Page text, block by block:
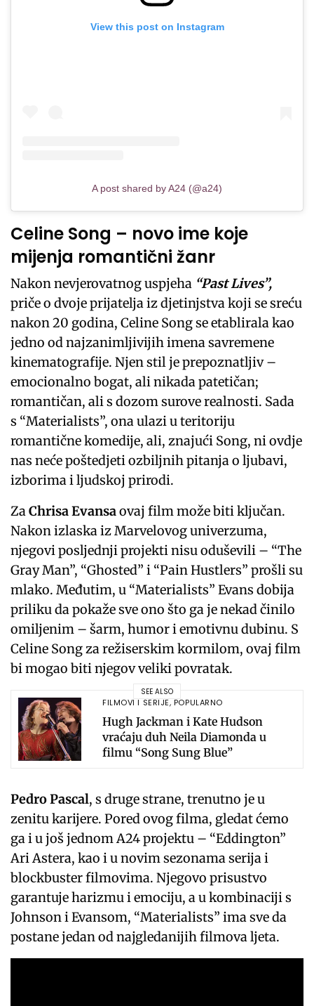
View this post on Instagram
A post shared by A24 (@a24)
Celine Song – novo ime koje
mijenja romantični žanr
Nakon nevjerovatnog uspjeha “Past Lives”,
priče o dvoje prijatelja iz djetinjstva koji se sreću
nakon 20 godina, Celine Song se etablirala kao
jedno od najzanimljivijih imena savremene
kinematografije. Njen stil je prepoznatljiv –
emocionalno bogat, ali nikada patetičan;
romantičan, ali s dozom surove realnosti. Sada
s “Materialists”, ona ulazi u teritoriju
romantične komedije, ali, znajući Song, ni ovdje
nas neće poštedjeti ozbiljnih pitanja o ljubavi,
izborima i ljudskoj prirodi.
ZaChrisa Evansaovaj film može biti ključan.
Nakon izlaska iz Marvelovog univerzuma,
njegovi posljednji projekti nisu oduševili – “The
Gray Man”, “Ghosted” i “Pain Hustlers” prošli su
mlako. Međutim, u “Materialists” Evans dobija
priliku da pokaže sve ono što ga je nekad činilo
omiljenim – šarm, humor i emotivnu dubinu. S
Celine Song za režiserskim kormilom, ovaj film
bi mogao biti njegov veliki povratak.
SEE ALSO
FILMOVI I SERIJE, POPULARNO
Hugh Jackman i Kate Hudson
vraćaju duh Neila Diamonda u
filmu “Song Sung Blue”
Pedro Pascal, s druge strane, trenutno je u
zenitu karijere. Pored ovog filma, gledat ćemo
ga i u još jednom A24 projektu – “Eddington”
Ari Astera, kao i u novim sezonama serija i
blockbuster filmovima. Njegovo prisustvo
garantuje harizmu i emociju, a u kombinaciji s
Johnson i Evansom, “Materialists” ima sve da
postane jedan od najgledanijih filmova ljeta.